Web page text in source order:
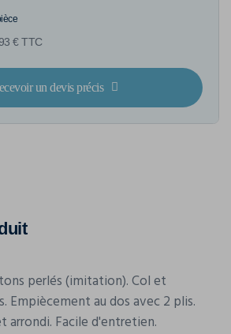
€ TTC
un devis précis
perlés (imitation). Col et
Empiècement au dos avec 2 plis.
arrondi. Facile d'entretien.